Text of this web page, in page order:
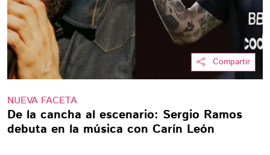
Compartir
NUEVA FACETA
De la cancha al escenario: Sergio Ramos
debuta en la música con Carín León